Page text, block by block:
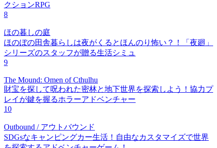
クションRPG
8
ほの暮しの庭
ほのぼの田舎暮らしは夜がくるとほんのり怖い？！「夜廻」
シリーズのスタッフが贈る生活シミュ
9
The Mound: Omen of Cthulhu
財宝を探して呪われた密林と地下世界を探索しよう！協力プ
レイが鍵を握るホラーアドベンチャー
10
Outbound / アウトバウンド
SDGsなキャンピングカー生活！自由なカスタマイズで世界